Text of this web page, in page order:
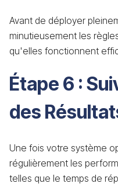
Avant de déployer
minutieusement les
qu'elles fonctionnent
Étape 6 :
des
Une fois votre système
régulièrement les
telles que le temps de